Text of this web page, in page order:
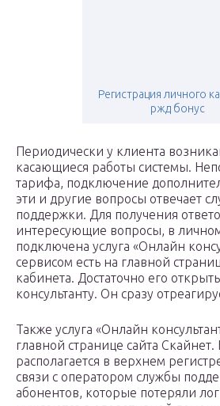
Регистрация личного
ржд бонус
Периодически у клиента
касающиеся работы системы.
тарифа, подключение
эти и другие вопросы отвечает
поддержки. Для получения
интересующие вопросы, в
подключена услуга «Онлайн
сервисом есть на главной
кабинета. Достаточно его
консультанту. Он сразу
Также услуга «Онлайн
главной странице сайта Скайнет.
располагается в верхнем
связи с оператором службы
абонентов, которые потеряли